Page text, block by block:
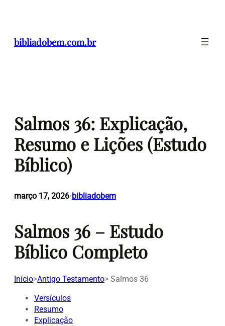
conteúdo
bibliadobem.com.br
Salmos 36: Explicação,
Resumo e Lições (Estudo
Bíblico)
março 17, 2026•bibliadobem
Salmos 36 – Estudo
Bíblico Completo
Início>Antigo Testamento> Salmos 36
Versículos
Resumo
Explicação